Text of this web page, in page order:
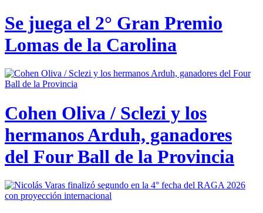
Se juega el 2° Gran Premio
Lomas de la Carolina
Cohen Oliva / Sclezi y los
hermanos Arduh, ganadores
del Four Ball de la Provincia